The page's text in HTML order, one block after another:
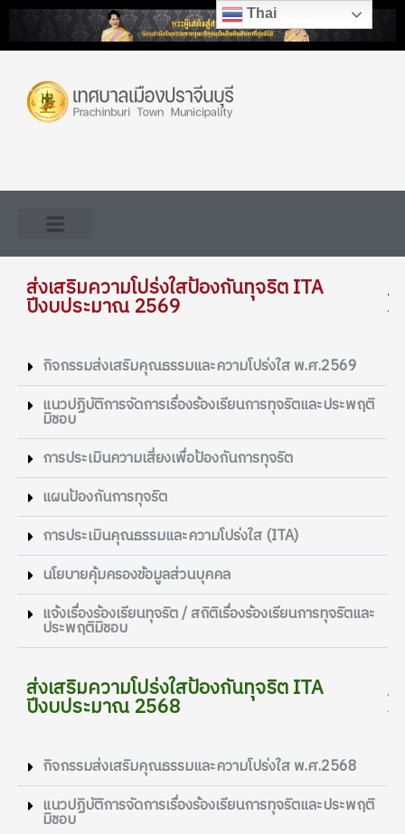
Skip
content
ส่งเสริมความโปร่งใสป้องกันทุจริต ITA
ปีงบประมาณ 2569
กิจกรรมส่งเสริมคุณธรรมและความโปร่งใส พ.ศ.2569
แนวปฏิบัติการจัดการเรื่องร้องเรียนการทุจริตและประพฤติ
มิชอบ
การประเมินความเสี่ยงเพื่อป้องกันการทุจริต
แผนป้องกันการทุจริต
การประเมินคุณธรรมและความโปร่งใส (ITA)
นโยบายคุ้มครองข้อมูลส่วนบุคคล
แจ้งเรื่องร้องเรียนทุจริต / สถิติเรื่องร้องเรียนการทุจริตและ
ประพฤติมิชอบ
ส่งเสริมความโปร่งใสป้องกันทุจริต ITA
ปีงบประมาณ 2568
กิจกรรมส่งเสริมคุณธรรมและความโปร่งใส พ.ศ.2568
แนวปฏิบัติการจัดการเรื่องร้องเรียนการทุจริตและประพฤติ
มิชอบ
Thai